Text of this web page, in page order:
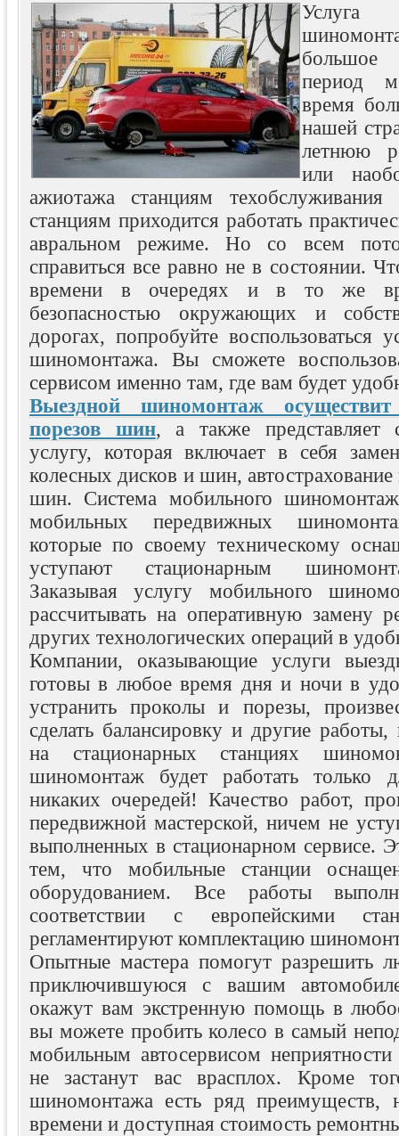
большое
период
время
нашей
летнюю
или
ажиотажа станциям
станциям приходится работать
авральном режиме. Но со всем
справиться все равно не в состоянии.
времени в очередях и в то же
безопасностью окружающих и
дорогах, попробуйте воспользоваться
шиномонтажа. Вы сможете
сервисом именно там, где вам будет
Выездной шиномонтаж
порезов шин, а также представляет
услугу, которая включает в себя
колесных дисков и шин, автострахование
шин. Система мобильного
мобильных передвижных
которые по своему техническому
уступают стационарным
Заказывая услугу мобильного
рассчитывать на оперативную замену
других технологических операций в
Компании, оказывающие услуги
готовы в любое время дня и ночи в
устранить проколы и порезы,
сделать балансировку и другие работы,
на стационарных станциях
шиномонтаж будет работать только
никаких очередей! Качество работ,
передвижной мастерской, ничем не
выполненных в стационарном сервисе.
тем, что мобильные станции
оборудованием. Все работы
соответствии с европейскими
регламентируют комплектацию
Опытные мастера помогут разрешить
приключившуюся с вашим
окажут вам экстренную помощь в
вы можете пробить колесо в самый
мобильным автосервисом
не застанут вас врасплох. Кроме
шиномонтажа есть ряд преимуществ,
времени и доступная стоимость